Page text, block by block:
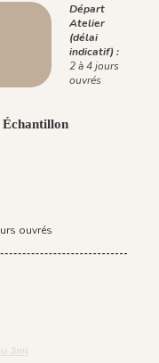
Départ
Atelier
(délai
indicatif) :
2 à 4 jours
ouvrés
ouvrés